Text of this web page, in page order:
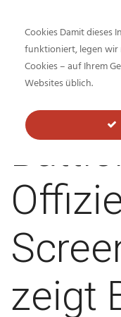
Inside-
zeigt
Cookies Damit dieses
funktioniert, legen wir
Cookies – auf Ihrem
Websites üblich.